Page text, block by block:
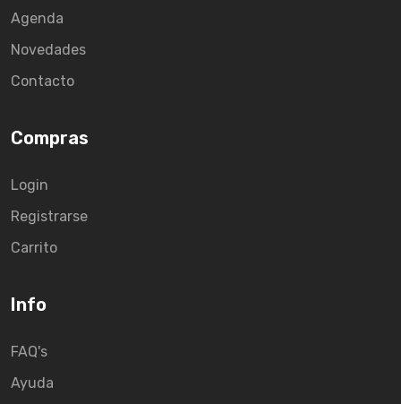
Agenda
Novedades
Contacto
Compras
Login
Registrarse
Carrito
Info
FAQ's
Ayuda